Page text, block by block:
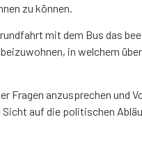
zu können.
mit dem Bus das
in welchem
Fragen anzusprechen und
auf die politischen